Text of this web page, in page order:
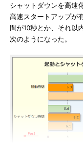
シャットダウンを高速
高速スタートアップが
間が10秒とか、それ以
次のようになった。